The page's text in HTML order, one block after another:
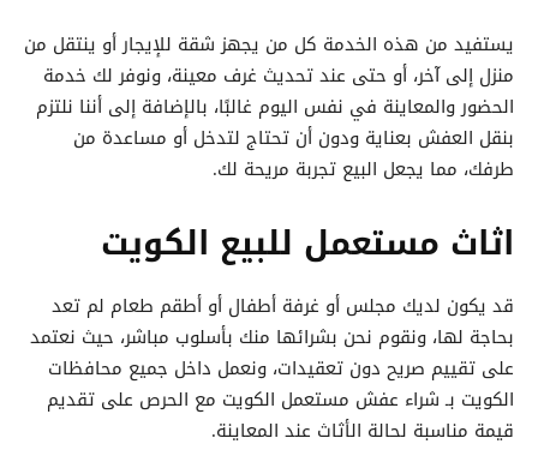
يستفيد من هذه الخدمة كل من يجهز شقة للإيجار أو ينتقل من
منزل إلى آخر، أو حتى عند تحديث غرف معينة، ونوفر لك خدمة
الحضور والمعاينة في نفس اليوم غالبًا، بالإضافة إلى أننا نلتزم
بنقل العفش بعناية ودون أن تحتاج لتدخل أو مساعدة من
طرفك، مما يجعل البيع تجربة مريحة لك.
اثاث مستعمل للبيع الكويت
قد يكون لديك مجلس أو غرفة أطفال أو أطقم طعام لم تعد
بحاجة لها، ونقوم نحن بشرائها منك بأسلوب مباشر، حيث نعتمد
على تقييم صريح دون تعقيدات، ونعمل داخل جميع محافظات
الكويت بـ شراء عفش مستعمل الكويت مع الحرص على تقديم
قيمة مناسبة لحالة الأثاث عند المعاينة.